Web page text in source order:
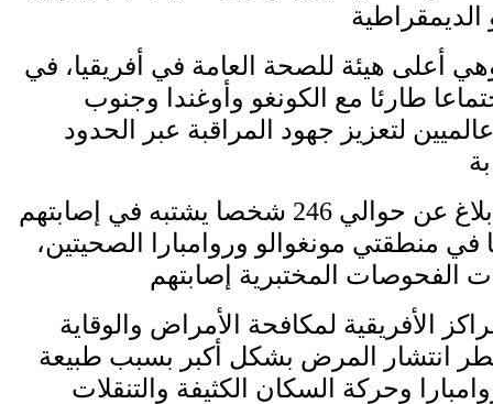
أعلى هيئة للصحة العامة في أفريقيا، في
طارئا مع الكونغو وأوغندا وجنوب
لتعزيز جهود المراقبة عبر الحدود
وأضافت أنه تم الإبلاغ عن حوالي 246 شخصا يشتبه في إصابتهم
في منطقتي مونغوالو وروامبارا الصحيتين،
الأفريقية لمكافحة الأمراض والوقاية
خطر انتشار المرض بشكل أكبر بسبب طبيعة
وحركة السكان الكثيفة والتنقلات